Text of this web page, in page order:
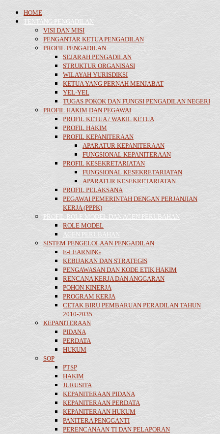
HOME
TENTANG PENGADILAN
VISI DAN MISI
PENGANTAR KETUA PENGADILAN
PROFIL PENGADILAN
SEJARAH PENGADILAN
STRUKTUR ORGANISASI
WILAYAH YURISDIKSI
KETUA YANG PERNAH MENJABAT
YEL-YEL
TUGAS POKOK DAN FUNGSI PENGADILAN NEGERI
PROFIL HAKIM DAN PEGAWAI
PROFIL KETUA / WAKIL KETUA
PROFIL HAKIM
PROFIL KEPANITERAAN
APARATUR KEPANITERAAN
FUNGSIONAL KEPANITERAAN
PROFIL KESEKRETARIATAN
FUNGSIONAL KESEKRETARIATAN
APARATUR KESEKRETARIATAN
PROFIL PELAKSANA
PEGAWAI PEMERINTAH DENGAN PERJANJIAN
KERJA (PPPK)
PROFIL ROLE MODEL DAN AGEN PERUBAHAN
ROLE MODEL
AGEN PERUBAHAN
SISTEM PENGELOLAAN PENGADILAN
E-LEARNING
KEBIJAKAN DAN STRATEGIS
PENGAWASAN DAN KODE ETIK HAKIM
RENCANA KERJA DAN ANGGARAN
POHON KINERJA
PROGRAM KERJA
CETAK BIRU PEMBARUAN PERADILAN TAHUN
2010-2035
KEPANITERAAN
PIDANA
PERDATA
HUKUM
SOP
PTSP
HAKIM
JURUSITA
KEPANITERAAN PIDANA
KEPANITERAAN PERDATA
KEPANITERAAN HUKUM
PANITERA PENGGANTI
PERENCANAAN TI DAN PELAPORAN